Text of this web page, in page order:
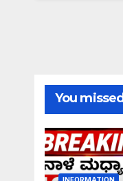
You missed